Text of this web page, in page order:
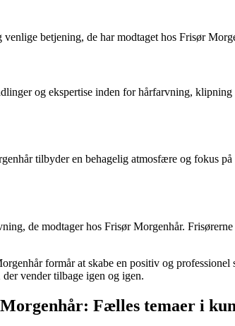
betjening, de har modtaget hos Frisør
og ekspertise inden for hårfarvning,
tilbyder en behagelig atmosfære og fokus
de modtager hos Frisør Morgenhår.
formår at skabe en positiv og
vender tilbage igen og igen.
Fælles temaer i